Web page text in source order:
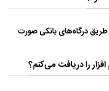
طریق درگاه‌های بانکی صورت
را دریافت می‌کنم؟